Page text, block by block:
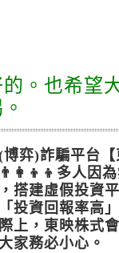
。也希望
弈)詐騙平台【
多人因
搭建虛假投資平
投資回報率高」
上，東映株式
家務必小心。